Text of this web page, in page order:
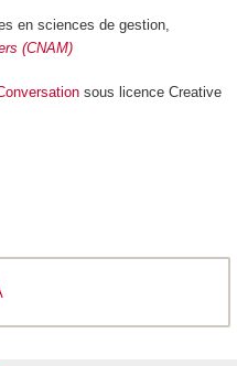
en sciences de gestion,
(CNAM)
sous licence Creative